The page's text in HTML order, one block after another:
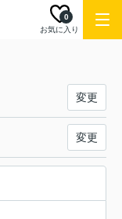
お気に入り
0
変更
変更